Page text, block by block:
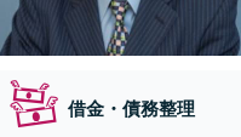
借金・債務整理